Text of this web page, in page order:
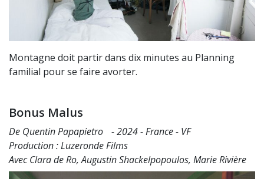
Montagne doit partir dans dix minutes au Planning
familial pour se faire avorter.
Bonus Malus
De Quentin Papapietro - 2024 - France - VF
Production : Luzeronde Films
Avec Clara de Ro, Augustin Shackelpopoulos, Marie Rivière